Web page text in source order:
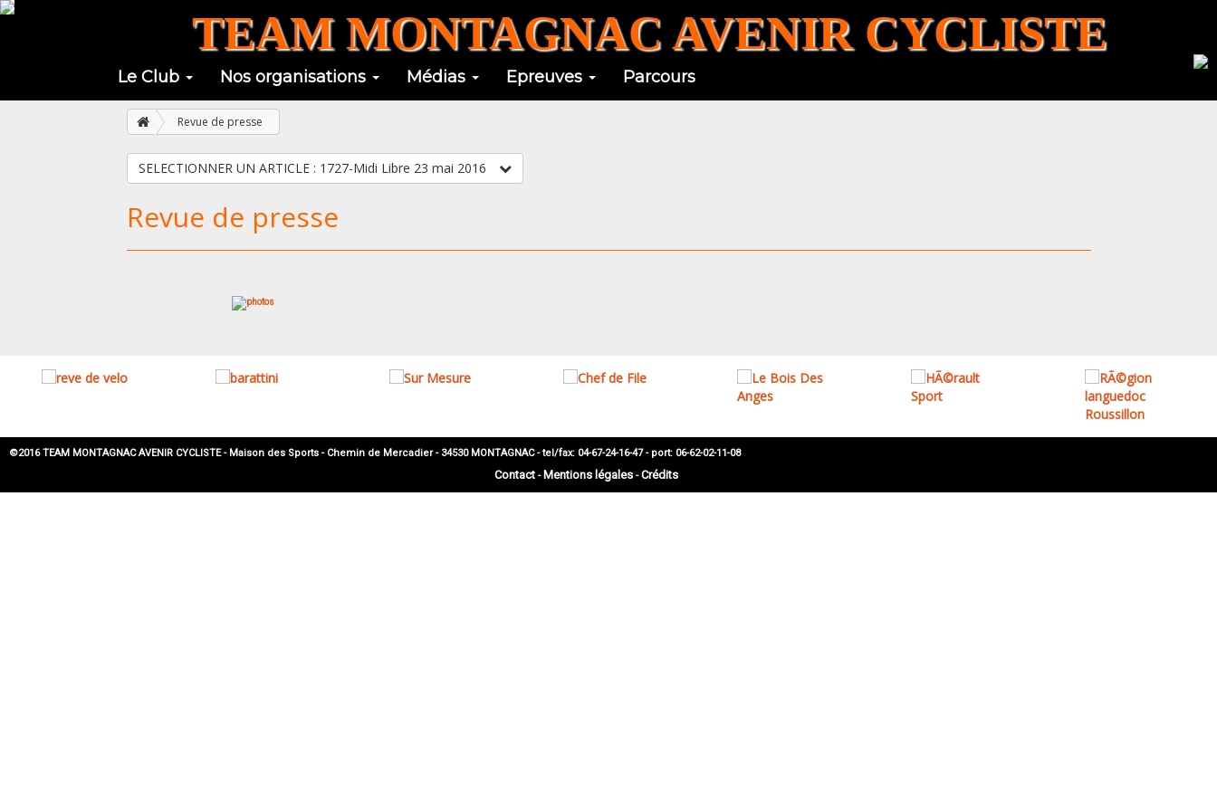
TEAM MONTAGNAC AVENIR CYCLISTE
Le Club Nos organisations Médias Epreuves Parcours
Revue de presse
SELECTIONNER UN ARTICLE : 1727-Midi Libre 23 mai 2016
Revue de presse
©2016 TEAM MONTAGNAC AVENIR CYCLISTE - Maison des Sports - Chemin de Mercadier - 34530 MONTAGNAC - tel/fax: 04-67-24-16-47 - port: 06-62-02-11-08
Contact- Mentions légales-Crédits